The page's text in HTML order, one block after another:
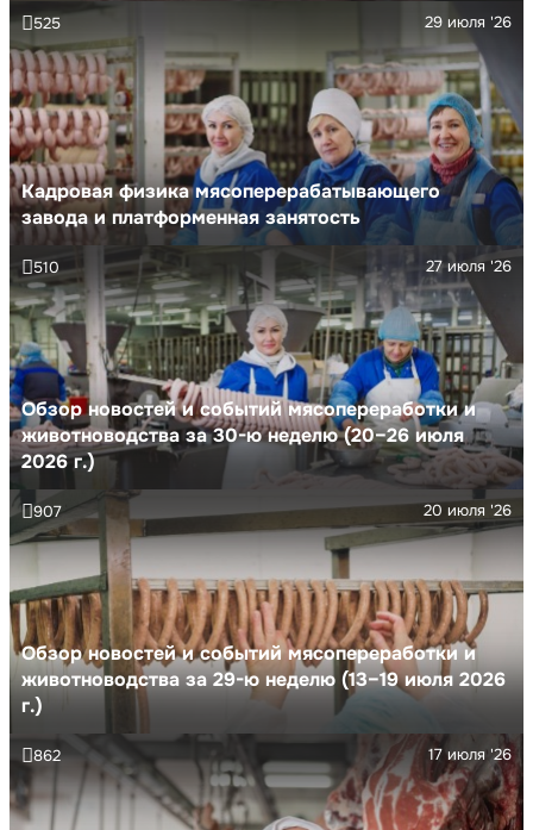
Кадровая физика мясоперерабатывающего
завода и платформенная занятость
29 июля '26
525
Обзор новостей и событий мясопереработки и
животноводства за 30-ю неделю (20–26 июля
2026 г.)
27 июля '26
510
Обзор новостей и событий мясопереработки и
животноводства за 29-ю неделю (13–19 июля 2026
г.)
20 июля '26
907
17 июля '26
862